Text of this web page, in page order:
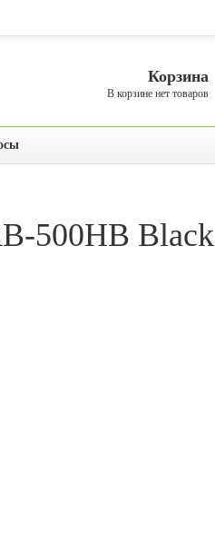
Корзина
В корзине нет товаров
500HB Black